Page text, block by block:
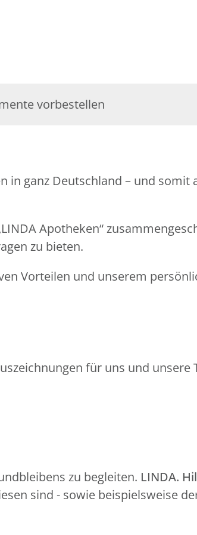
vorbestellen
in ganz Deutschland – und somit
Apotheken“
zu bieten.
Vorteilen und unserem
für uns und unsere
zu begleiten. LINDA.
sind - sowie beispielsweise